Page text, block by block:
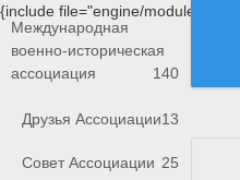
{include file="engine/modules/
Международная
военно-историческая
ассоциация
140
Друзья Ассоциации13
Совет Ассоциации 25